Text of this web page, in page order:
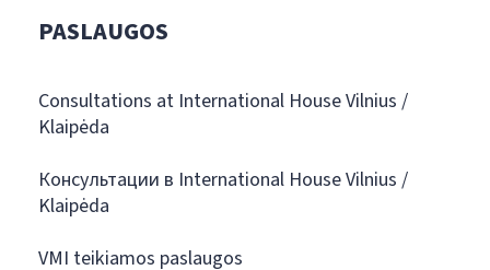
PASLAUGOS
Consultations at International House Vilnius /
Klaipėda
Консультации в International House Vilnius /
Klaipėda
VMI teikiamos paslaugos